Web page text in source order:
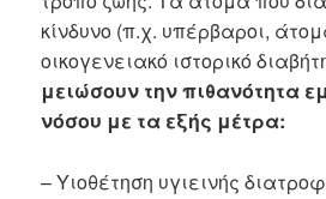
κίνδυνο (π.χ. υπέρβαροι,
οικογενειακό ιστορικό
μειώσουν την πιθανότητα
νόσου με τα εξής μέτρα:
– Υιοθέτηση υγιεινής